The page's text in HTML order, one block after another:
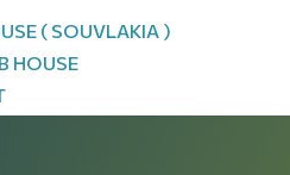
( SOUVLAKIA )
HOUSE